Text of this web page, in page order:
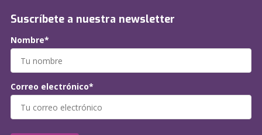
Suscríbete a nuestra newsletter
Nombre*
Correo electrónico*